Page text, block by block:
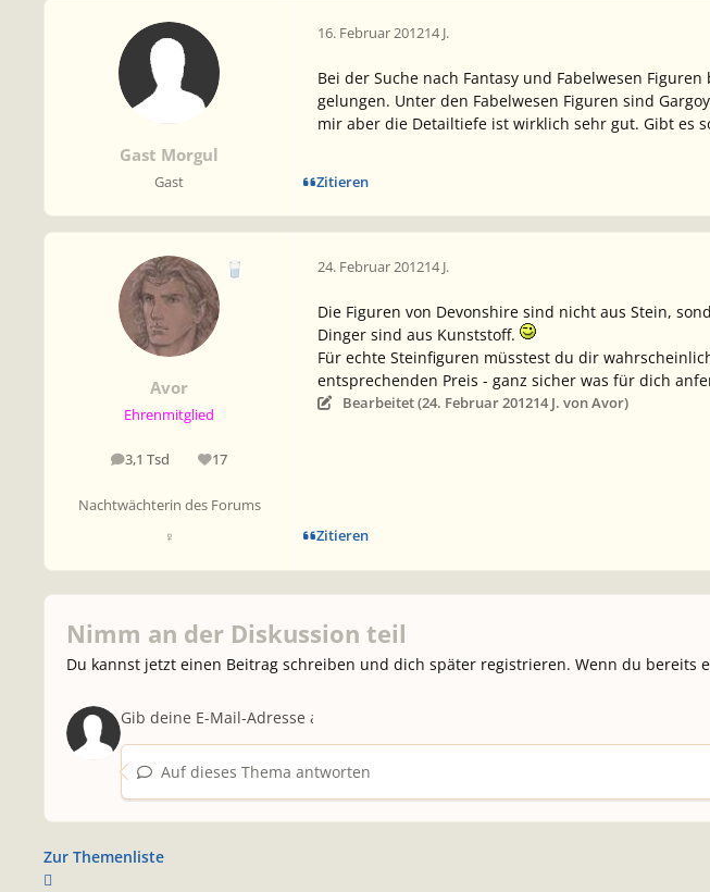
Gast Morgul
Gast
16. Februar 201214 J.
Bei der Suche nach Fantasy und Fabelwesen
gelungen. Unter den Fabelwesen Figuren sind
mir aber die Detailtiefe ist wirklich sehr gut. Gibt es
Zitieren
Avor
Ehrenmitglied
3,1 Tsd
Beiträge 17
Reputation
Nachtwächterin des Forums
♀
24. Februar 201214 J.
Die Figuren von Devonshire sind nicht aus Stein,
Dinger sind aus Kunststoff.
Für echte Steinfiguren müsstest du dir
entsprechenden Preis - ganz sicher was für dich
Bearbeitet (24. Februar 201214 J. von Avor)
Zitieren
Nimm an der Diskussion teil
Du kannst jetzt einen Beitrag schreiben und dich später registrieren. Wenn du bereits
Auf dieses Thema antworten
Zur Themenliste